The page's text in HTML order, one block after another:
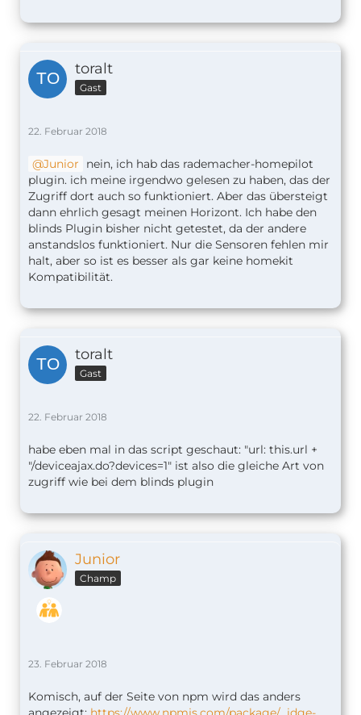
toralt
Gast
22. Februar 2018
Junior
nein, ich hab das rademacher-homepilot
plugin. ich meine irgendwo gelesen zu haben, das der
Zugriff dort auch so funktioniert. Aber das übersteigt
dann ehrlich gesagt meinen Horizont. Ich habe den
blinds Plugin bisher nicht getestet, da der andere
anstandslos funktioniert. Nur die Sensoren fehlen mir
halt, aber so ist es besser als gar keine homekit
Kompatibilität.
toralt
Gast
22. Februar 2018
habe eben mal in das script geschaut: "url: this.url +
"/deviceajax.do?devices=1" ist also die gleiche Art von
zugriff wie bei dem blinds plugin
Junior
Champ
23. Februar 2018
Komisch, auf der Seite von npm wird das anders